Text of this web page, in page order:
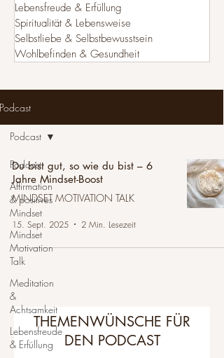
Lebensfreude & Erfüllung
Spiritualität & Lebensweise
Selbstliebe & Selbstbewusstsein
Wohlbefinden & Gesundheit
Podcast
Podcast
Affirmation
& positives
Mindset
Mindset
Motivation
Talk
Meditation
&
Achtsamkeit
Lebensfreude
& Erfüllung
Podcast
Du bist gut, so wie du bist – 6
Jahre Mindset-Boost
MINDSET MOTIVATION TALK
15. Sept. 2025 2 Min. Lesezeit
THEMENWÜNSCHE FÜR
DEN PODCAST